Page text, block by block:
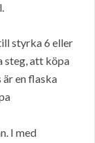
styrka 6 eller
steg, att köpa
en flaska
I med